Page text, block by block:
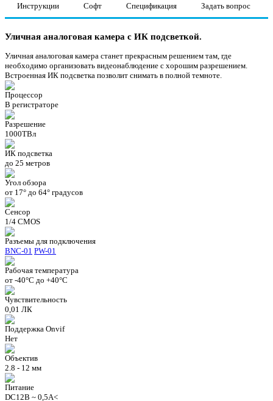
Инструкции
Софт Спецификация Задать вопрос
Уличная аналоговая камера с ИК подсветкой.
Уличная аналоговая камера станет прекрасным решением там, где
необходимо организовать видеонаблюдение с хорошим разрешением.
Встроенная ИК подсветка позволит снимать в полной темноте.
Процессор
В регистраторе
Разрешение
1000ТВл
ИК подсветка
до 25 метров
Угол обзора
от 17° до 64° градусов
Сенсор
1/4 CMOS
Разъемы для подключения
BNC-01 PW-01
Рабочая температура
от -40°C до +40°C
Чувствительность
0,01 ЛК
Поддержка Onvif
Нет
Объектив
2.8 - 12 мм
Питание
DC12В ~ 0,5А<